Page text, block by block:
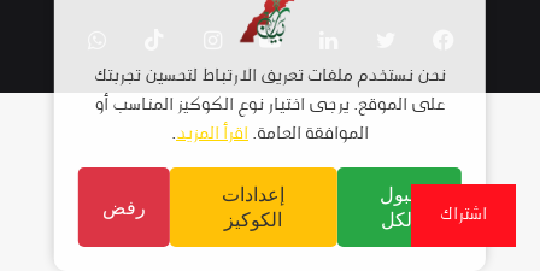
لينكدإنيوتيوب
نحن نستخدم ملفات تعريف الارتباط لتحسين تجربتك
على الموقع. يرجى اختيار نوع الكوكيز المناسب أو
الموافقة العامة.اقرأ المزيد.
قبول
الكل
إعدادات
الكوكيز
رفض اشتراك